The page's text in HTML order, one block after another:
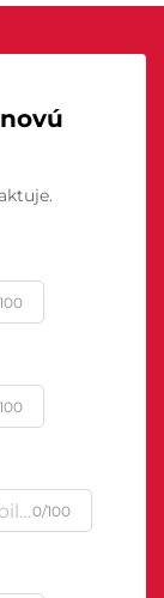
0/100